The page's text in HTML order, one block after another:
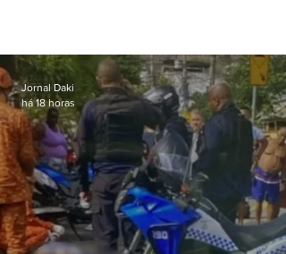
Jornal Daki
há 18 horas